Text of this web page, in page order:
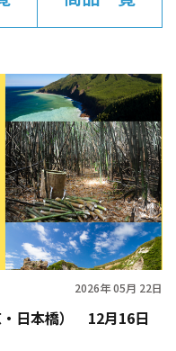
2026年 05月 22日
日本橋） 12月16日